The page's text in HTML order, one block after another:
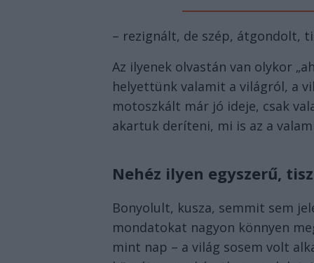
– rezignált, de szép, átgondolt,
Az ilyenek olvastán van olykor
helyettünk valamit a világról, a
motoszkált már jó ideje, csak
akartuk deríteni, mi is az a
Nehéz ilyen egyszerű,
Bonyolult, kusza, semmit sem
mondatokat nagyon könnyen
mint nap – a világ sosem volt